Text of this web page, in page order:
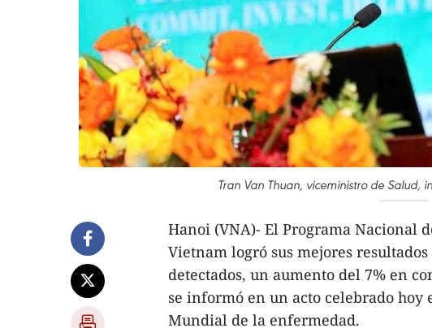
Tran Van Thuan, viceministro de Salud,
Hanoi (VNA)- El Programa Nacional
Vietnam logró sus mejores
detectados, un aumento del 7% en
se informó en un acto celebrado
Mundial de la enfermedad.